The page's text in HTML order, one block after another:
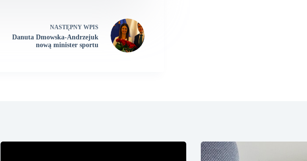
NASTĘPNY WPIS
Danuta Dmowska-Andrzejuk
nową minister sportu